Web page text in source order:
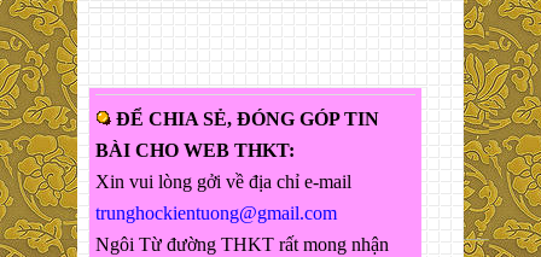
ĐỂ CHIA SẺ, ĐÓNG GÓP TIN
BÀI CHO WEB THKT:
Xin vui lòng gởi về địa chỉ e-mail
trunghockientuong@gmail.com
Ngôi Từ đường THKT rất mong nhận